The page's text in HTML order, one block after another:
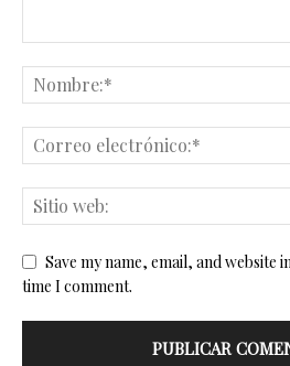
Save my name, email, and
time I comment.